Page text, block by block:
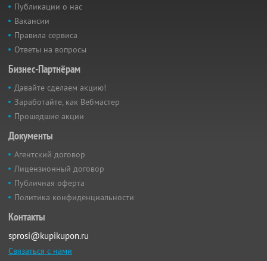
Публикации о нас
Вакансии
Правила сервиса
Ответы на вопросы
Бизнес-Партнёрам
Давайте сделаем акцию!
Заработайте, как Вебмастер
Прошедшие акции
Документы
Агентский договор
Лицензионный договор
Публичная оферта
Политика конфиденциальности
Контакты
sprosi@kupikupon.ru
Связаться с нами